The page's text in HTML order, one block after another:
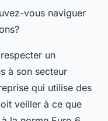
vous naviguer
un
à son secteur
qui utilise des
veiller à ce que